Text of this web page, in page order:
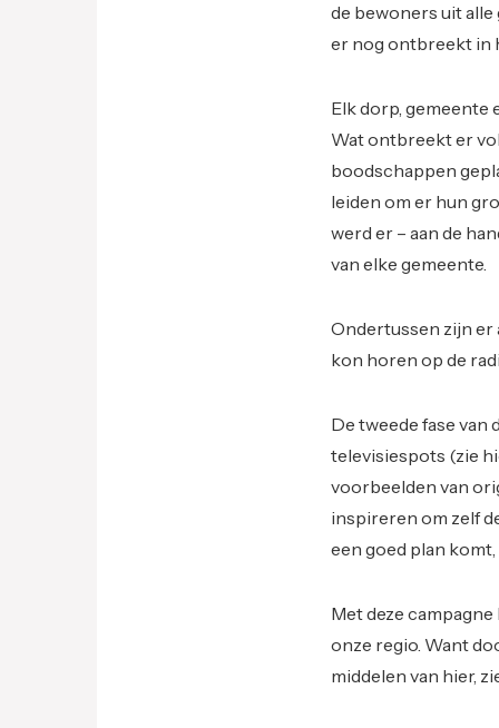
de bewoners uit
er nog ontbreekt in
Elk dorp, gemeente
Wat ontbreekt er
boodschappen
leiden om er hun
werd er – aan de
van elke gemeente.
Ondertussen zijn er
kon horen op de
De tweede fase
televisiespots (zie
voorbeelden van
inspireren om zelf
een goed plan
Met deze
onze regio. Want
middelen van hier,